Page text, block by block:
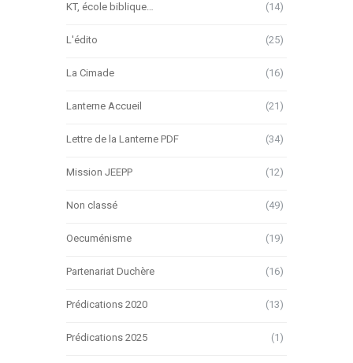
KT, école biblique… (14)
L'édito (25)
La Cimade (16)
Lanterne Accueil (21)
Lettre de la Lanterne PDF (34)
Mission JEEPP (12)
Non classé (49)
Oecuménisme (19)
Partenariat Duchère (16)
Prédications 2020 (13)
Prédications 2025 (1)